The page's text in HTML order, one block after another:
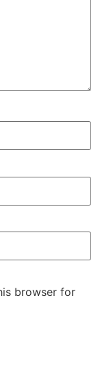
browser for